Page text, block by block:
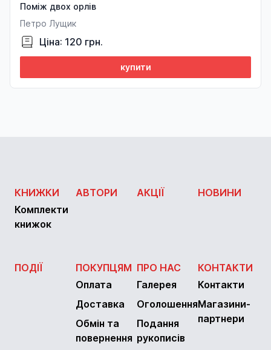
Поміж двох орлів
Петро Лущик
Ціна: 120 грн.
купити
КНИЖКИ
Комплекти
книжок
АВТОРИ АКЦІЇ НОВИНИ
ПОДІЇ
ПОКУПЦЯМ
Оплата
Доставка
Обмін та
повернення
ПРО НАС
Галерея
Оголошення
Подання
рукописів
КОНТАКТИ
Контакти
Магазини-
партнери